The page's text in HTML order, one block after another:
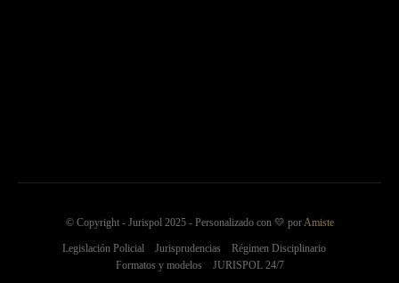
© Copyright - Jurispol 2025 - Personalizado con 💛 porAmiste
Legislación Policial Jurisprudencias
Régimen Disciplinario
Formatos y modelos
JURISPOL 24/7